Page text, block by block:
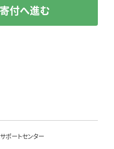
寄付へ進む
ポートセンター